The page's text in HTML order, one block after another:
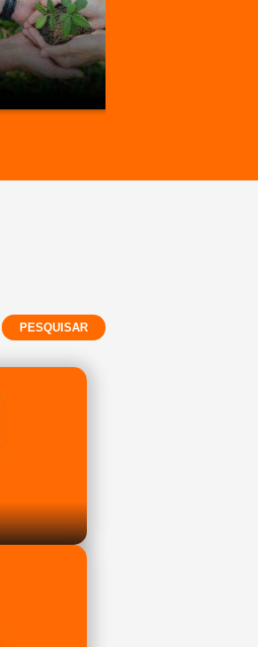
PESQUISAR